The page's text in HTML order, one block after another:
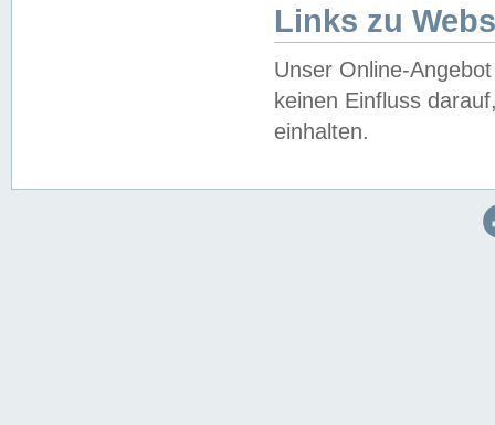
Links zu
Unser Online-
keinen Einfluss
einhalten.